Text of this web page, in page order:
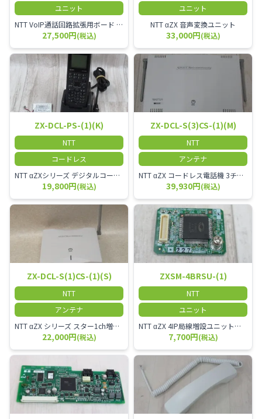
ユニット
NTT VoIP通話回路拡張用ボード ZXSM－IP内線ボード－「1」
27,500円(税込)
ユニット
NTT αZX 音声変換ユニット
33,000円(税込)
ZX-DCL-PS-(1)(K)
NTT
コードレス
NTT αZXシリーズ デジタルコードレス電話機（黒） 倉庫や工場など、オフィスから離れて仕事をする方に適しています。 コードレス単体では使用できないので、別途、専用の主装置及びアンテナが必要です。
19,800円(税込)
ZX-DCL-S(3)CS-(1)(M)
NTT
アンテナ
NTT αZX コードレス電話機 3チャンネル用 接続装置 マスター デジタルコードレス（ZX-DCL-PS等）の専用管理用アンテナです。
39,930円(税込)
ZX-DCL-S(1)CS-(1)(S)
NTT
アンテナ
NTT αZX シリーズ スター1ch増設接続装置 コードレス接続用アンテナ ZX-DCL-S1CS-1M ZX-DCL-PS等と組み合わせて使用します。 ZX-DCL-PSを複数台接続できますが同時に通話できるのは１台のみです。
22,000円(税込)
ZXSM-4BRSU-(1)
NTT
ユニット
NTT αZX 4IP局線増設ユニット ひかり電話オフィスタイプで4ch以上にしたい場合必要となるユニットです。
7,700円(税込)